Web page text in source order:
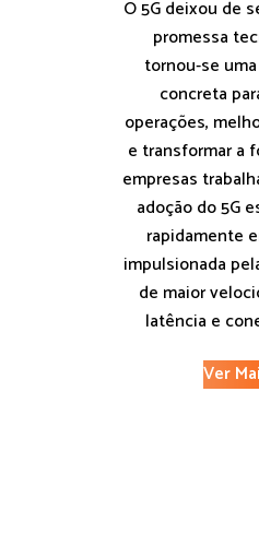
O 5G deixou de
promessa
tornou‑se
concreta
operações,
e transformar a
empresas
adoção do 5G
rapidamente
impulsionada
de maior
latência e
Ver